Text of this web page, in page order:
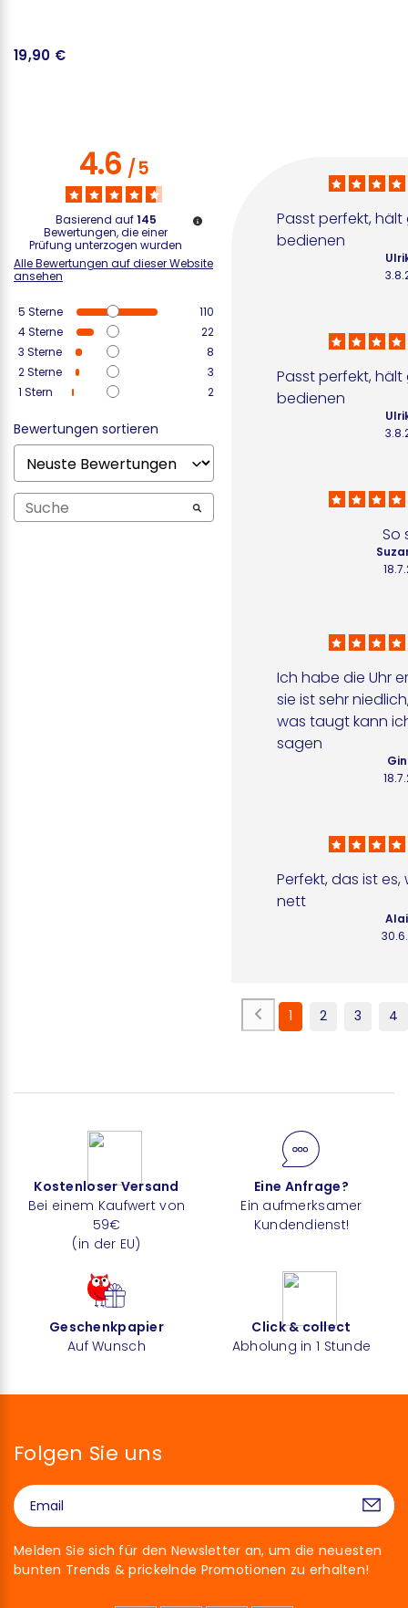
19,90 €
4.6/5
Basierend auf145
Bewertungen, die einer
Prüfung unterzogen wurden
Alle Bewertungen auf dieser Website
ansehen
5 Sterne
110
4Sterne
22
3 Sterne
8
2Sterne
3
1 Stern 2
Bewertungen sortieren
Passt perfekt,
bedienen
Passt perfekt,
bedienen
So
Ich habe die Uhr
sie ist sehr
was taugt kann
sagen
Perfekt, das ist
nett
1 2 3 4
Kostenloser Versand
Bei einem Kaufwert von
59€
(in der EU)
Eine Anfrage?
Ein aufmerksamer
Kundendienst!
Geschenkpapier
Auf Wunsch
Click & collect
Abholung in 1 Stunde
Folgen Sie uns
Melden Sie sich für den Newsletter an, um die neuesten
bunten Trends & prickelnde Promotionen zu erhalten!